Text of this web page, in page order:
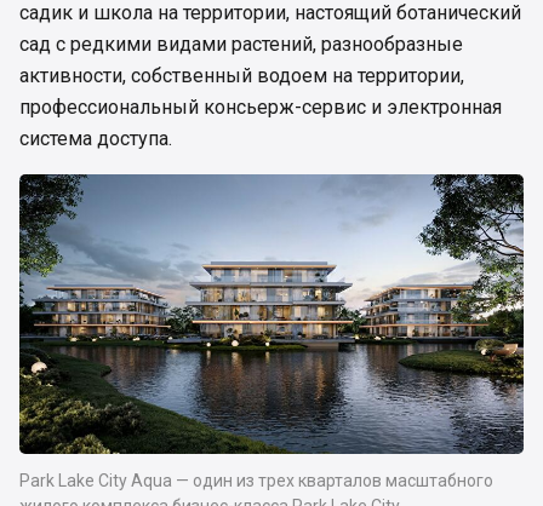
садик и школа на территории, настоящий ботанический
сад с редкими видами растений, разнообразные
активности, собственный водоем на территории,
профессиональный консьерж-сервис и электронная
система доступа.
Park Lake City Aqua — один из трех кварталов масштабного